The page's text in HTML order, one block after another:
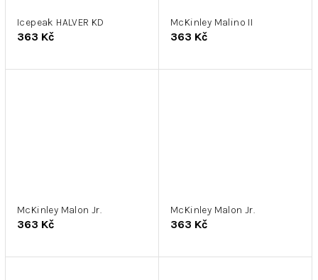
Icepeak HALVER KD
363 Kč
McKinley Malino II
363 Kč
McKinley Malon Jr.
363 Kč
McKinley Malon Jr.
363 Kč